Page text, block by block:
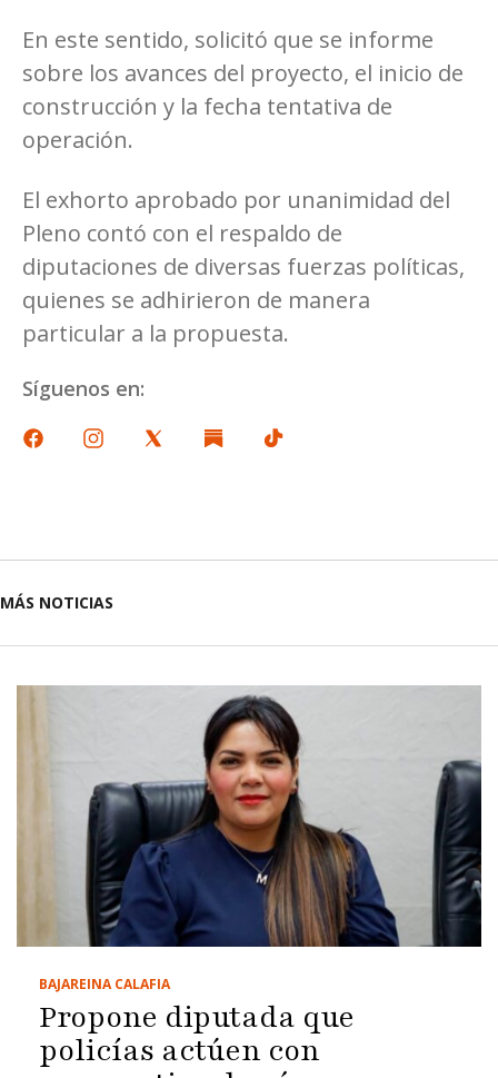
En este sentido, solicitó que se informe
sobre los avances del proyecto, el inicio de
construcción y la fecha tentativa de
operación.
El exhorto aprobado por unanimidad del
Pleno contó con el respaldo de
diputaciones de diversas fuerzas políticas,
quienes se adhirieron de manera
particular a la propuesta.
Síguenos en:
MÁS NOTICIAS
BAJAREINA CALAFIA
Propone diputada que
policías actúen con